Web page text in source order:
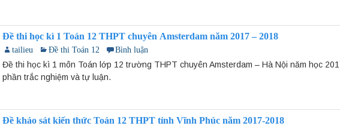
Đề thi học kì 1 Toán 12 THPT chuyên Amsterdam năm 2017 – 2018
tailieu Đề thi Toán 12 Bình luận
Đề thi học kì 1 môn Toán lớp 12 trường THPT chuyên Amsterdam – Hà Nội năm học
phần trắc nghiệm và tự luận.
Đề khảo sát kiến thức Toán 12 THPT tỉnh Vĩnh Phúc năm 2017-2018